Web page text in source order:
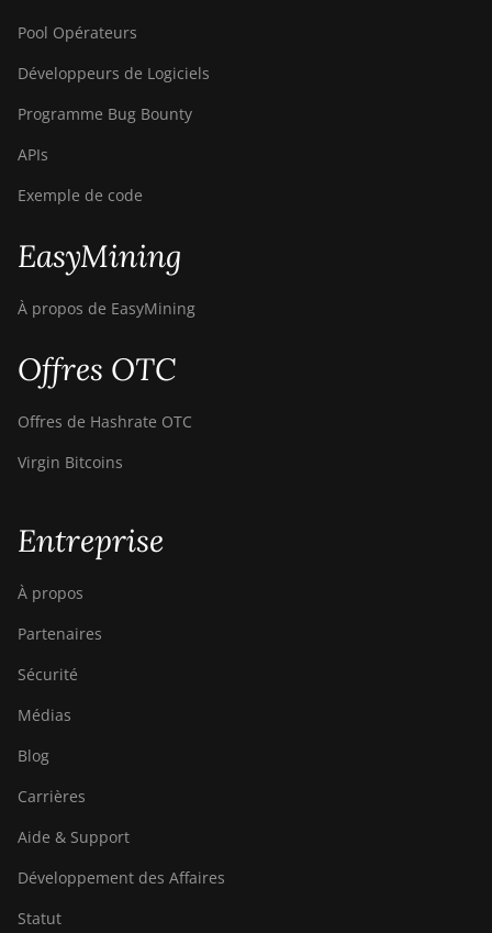
Pool Opérateurs
Développeurs de Logiciels
Programme Bug Bounty
APIs
Exemple de code
EasyMining
À propos de EasyMining
Offres OTC
Offres de Hashrate OTC
Virgin Bitcoins
Entreprise
À propos
Partenaires
Sécurité
Médias
Blog
Carrières
Aide & Support
Développement des Affaires
Statut